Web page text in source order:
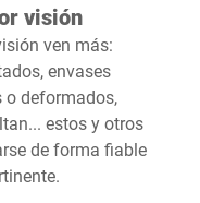
visión
ven más:
envases
o deformados,
estos y otros
de forma fiable